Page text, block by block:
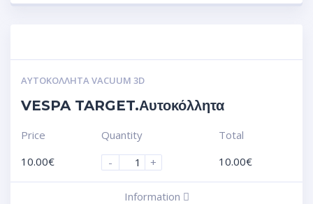
ΑΥΤΟΚΌΛΛΗΤΑ VACUUM 3D
VESPA TARGET.Αυτοκόλλητα
Price
10.00€
Quantity
-
+
Total
10.00€
Information